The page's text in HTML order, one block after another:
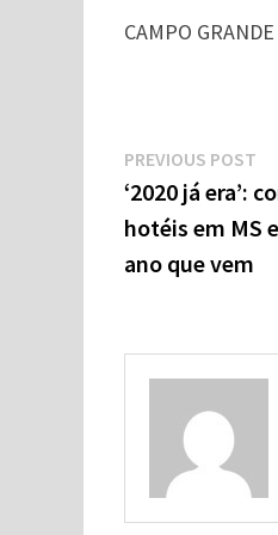
CAMPO
Navegação
de
Post
PREVIOUS POST
‘2020 já era’:
hotéis em MS
ano que vem